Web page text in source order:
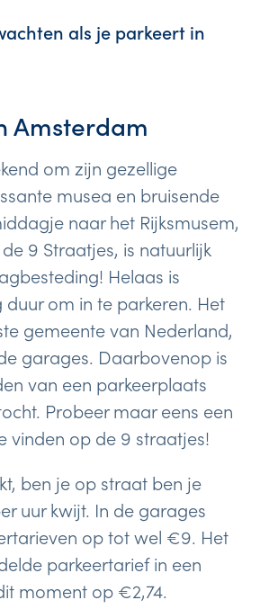
als je parkeert in
Amsterdam
om zijn gezellige
musea en bruisende
naar het Rijksmusem,
9 Straatjes, is natuurlijk
Helaas is
om in te parkeren. Het
gemeente van Nederland,
garages. Daarbovenop is
van een parkeerplaats
Probeer maar eens een
vinden op de 9 straatjes!
ben je op straat ben je
uur kwijt. In de garages
op tot wel €9. Het
parkeertarief in een
moment op €2,74.